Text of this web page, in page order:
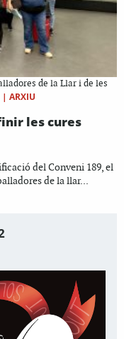
de la Llar i de les
| ARXIU
les cures
del Conveni 189, el
de la llar...